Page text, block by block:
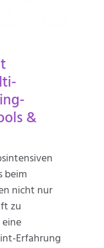
&
beim
nicht nur
zu
Erfahrung